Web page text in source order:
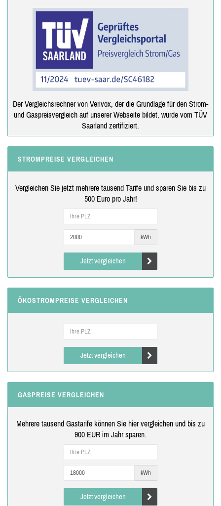
Der Vergleichsrechner von Verivox, der die Grundlage für den Strom-
und Gaspreisvergleich auf unserer Webseite bildet, wurde vom TÜV
Saarland zertifiziert.
STROMPREISE VERGLEICHEN
Vergleichen Sie jetzt mehrere tausend Tarife und sparen Sie bis zu
500 Euro pro Jahr!
kWh
Jetzt vergleichen
ÖKOSTROMPREISE VERGLEICHEN
Jetzt vergleichen
GASPREISE VERGLEICHEN
Mehrere tausend Gastarife können Sie hier vergleichen und bis zu
900 EUR im Jahr sparen.
kWh
Jetzt vergleichen